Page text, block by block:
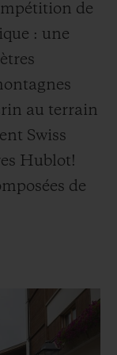
de
: une
au terrain
Swiss
Hublot!
de
Sur le
quatre
au